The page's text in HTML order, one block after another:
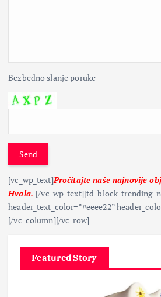
Bezbedno slanje poruke
Send
[vc_wp_text]Pročitajte naše najnovije
Hvala. [/
header_text_color=”#eeee22”
[/vc_column][/vc_row]
Featured Story